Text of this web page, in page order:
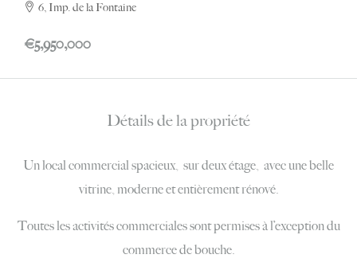
6, Imp. de la Fontaine
€5,950,000
Détails de la propriété
Un local commercial spacieux, sur deux étage, avec une belle
vitrine, moderne et entièrement rénové.
Toutes les activités commerciales sont permises à l’exception du
commerce de bouche.